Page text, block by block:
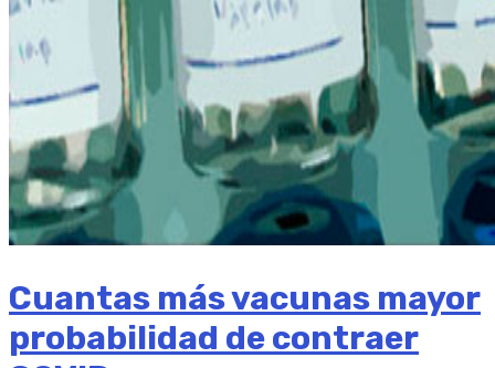
Cuantas más vacunas mayor
probabilidad de contraer